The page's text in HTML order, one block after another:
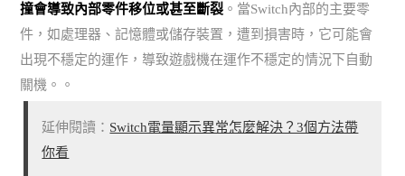
撞會導致內部零件移位或甚至斷裂 。當Switch內部的主要零
件，如處理器、記憶體或儲存裝置，遭到損害時，它可能會
出現不穩定的運作，導致遊戲機在運作不穩定的情況下自動
關機。。
延伸閱讀： Switch電量顯示異常怎麼解決？3個方法帶
你看